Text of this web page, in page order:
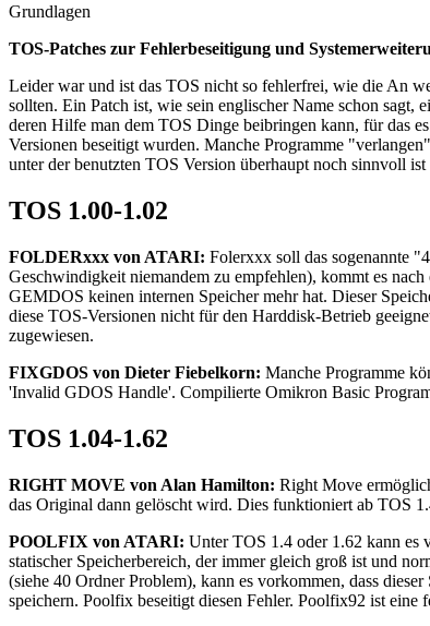
Grundlagen
TOS-Patches zur Fehlerbeseitigung und
Leider war und ist das TOS nicht so fehlerfrei, wie die An
sollten. Ein Patch ist, wie sein englischer Name schon
deren Hilfe man dem TOS Dinge beibringen kann, für das
Versionen beseitigt wurden. Manche Programme
unter der benutzten TOS Version überhaupt noch sinnvoll
TOS 1.00-1.02
FOLDERxxx von ATARI: Folerxxx soll das sogenannte
Geschwindigkeit niemandem zu empfehlen), kommt es
GEMDOS keinen internen Speicher mehr hat. Dieser
diese TOS-Versionen nicht für den Harddisk-Betrieb
zugewiesen.
FIXGDOS von Dieter Fiebelkorn: Manche Programme
'Invalid GDOS Handle'. Compilierte Omikron Basic
TOS 1.04-1.62
RIGHT MOVE von Alan Hamilton: Right Move
das Original dann gelöscht wird. Dies funktioniert ab TOS
POOLFIX von ATARI: Unter TOS 1.4 oder 1.62 kann es
statischer Speicherbereich, der immer gleich groß ist und
(siehe 40 Ordner Problem), kann es vorkommen, dass
speichern. Poolfix beseitigt diesen Fehler. Poolfix92 ist